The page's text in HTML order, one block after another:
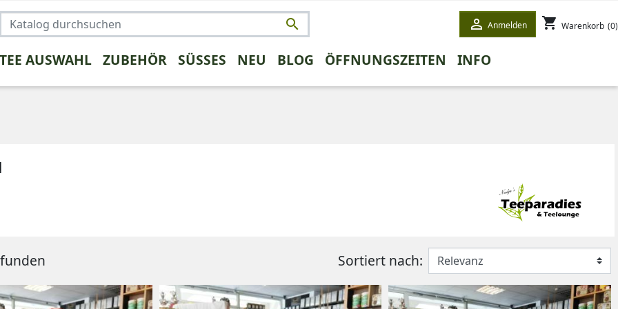
  Anmelden shopping_cart Warenkorb (0)
AUSWAHL ZUBEHÖR SÜSSES NEU BLOG ÖFFNUNGSZEITEN INFO
Sortiert nach: